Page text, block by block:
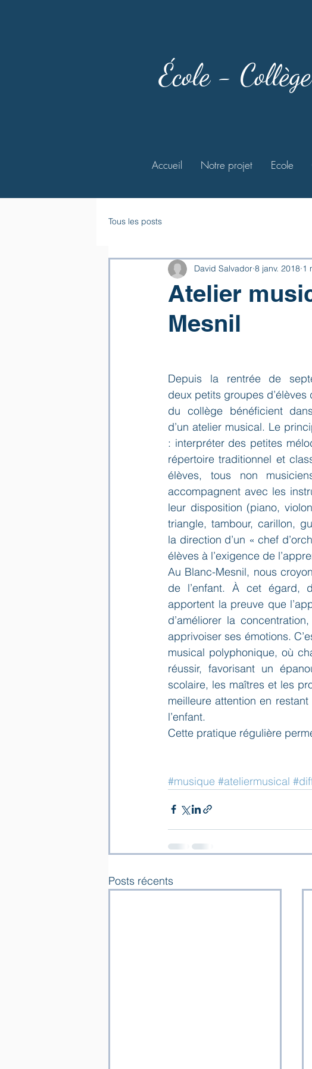
École - Collège
Accueil Notre projet Ecole
Tous les posts
Atelier
Mesnil
David Salvador 8 janv. 2018 1
Depuis la rentrée de
deux petits groupes d’élèves
du collège bénéficient
d’un atelier musical. Le
: interpréter des petites
répertoire traditionnel et
élèves, tous non
accompagnent avec les
leur disposition (piano,
triangle, tambour, carillon,
la direction d’un « chef
élèves à l’exigence de
Au Blanc-Mesnil, nous
de l’enfant. À cet égard,
apportent la preuve que
d’améliorer la
apprivoiser ses émotions.
musical polyphonique, où
réussir, favorisant un
scolaire, les maîtres et les
meilleure attention en
l’enfant.
Cette pratique régulière
#musique #ateliermusical
Posts récents